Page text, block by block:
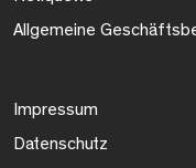
Allgemeine
Impressum
Datenschutz